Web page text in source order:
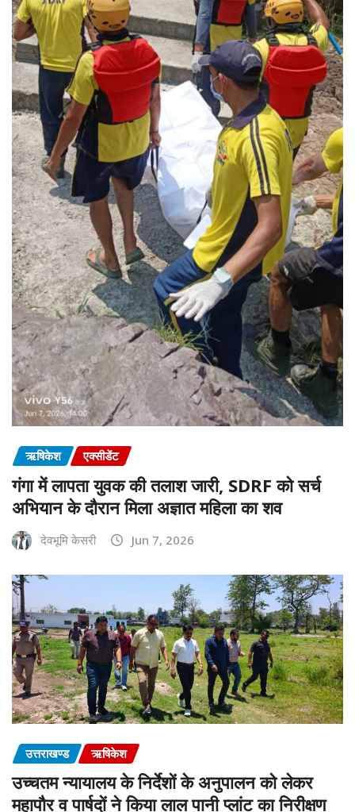
ऋषिकेश एक्सीडेंट
गंगा में लापता युवक की तलाश जारी, SDRF को सर्च
अभियान के दौरान मिला अज्ञात महिला का शव
देवभूमि केसरी Jun 7, 2026
उत्तराखण्ड ऋषिकेश
उच्चतम न्यायालय के निर्देशों के अनुपालन को लेकर
महापौर व पार्षदों ने किया लाल पानी प्लांट का निरीक्षण